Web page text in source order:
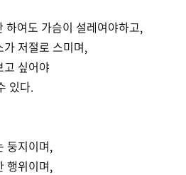
여도 가슴이 설레여야하고,
저절로 스미며,
고 싶어야
있다.
둥지이며,
행위이며,